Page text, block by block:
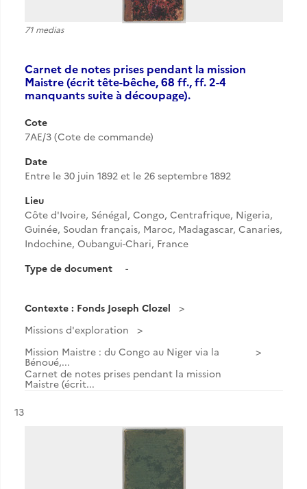
71 medias
Carnet de notes prises pendant la mission
Maistre (écrit tête-bêche, 68 ff., ff. 2-4
manquants suite à découpage).
Cote
7AE/3 (Cote de commande)
Date
Entre le 30 juin 1892 et le 26 septembre 1892
Lieu
Côte d'Ivoire, Sénégal, Congo, Centrafrique, Nigeria,
Guinée, Soudan français, Maroc, Madagascar, Canaries,
Indochine, Oubangui-Chari, France
Type de document
-
Contexte : Fonds Joseph Clozel
Missions d'exploration
Mission Maistre : du Congo au Niger via la
Bénoué,...
Carnet de notes prises pendant la mission
Maistre (écrit...
Résultat n°
13